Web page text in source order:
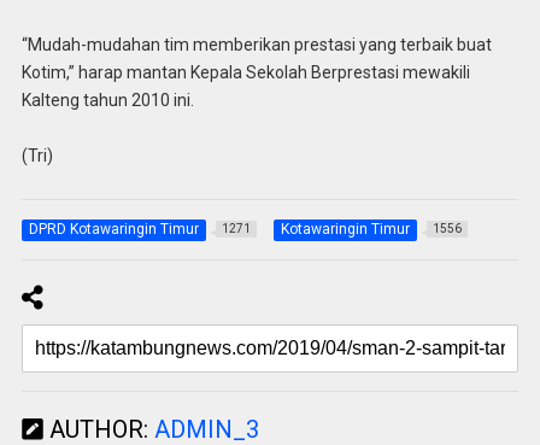
“Mudah-mudahan tim memberikan prestasi yang terbaik buat
Kotim,” harap mantan Kepala Sekolah Berprestasi mewakili
Kalteng tahun 2010 ini.
(Tri)
DPRD Kotawaringin Timur 1271 Kotawaringin Timur 1556
AUTHOR: ADMIN_3